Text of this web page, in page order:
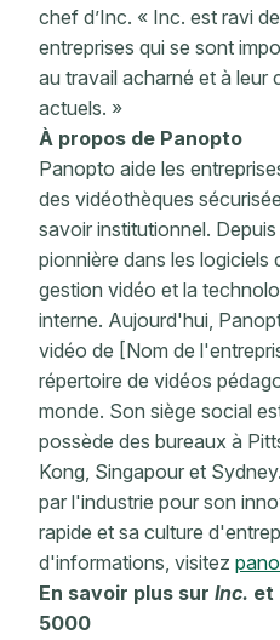
chef d’Inc. « Inc. est ravi
entreprises qui se sont
au travail acharné et à leur
actuels. »
À propos de Panopto
Panopto aide les
des vidéothèques
savoir institutionnel.
pionnière dans les logiciels
gestion vidéo et la
interne. Aujourd'hui,
vidéo de [Nom de
répertoire de vidéos
monde. Son siège social
possède des bureaux à
Kong, Singapour et
par l'industrie pour son
rapide et sa culture
d'informations, visitez
En savoir plus sur Inc. et
5000